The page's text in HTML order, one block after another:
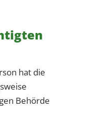
hat die
Behörde